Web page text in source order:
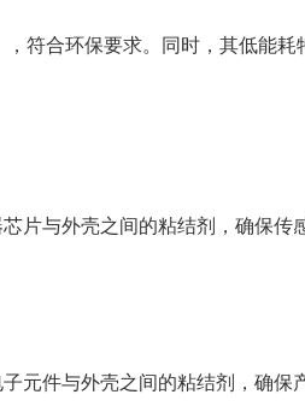
符合环保要求。同时，其低能耗
片与外壳之间的粘结剂，确保
元件与外壳之间的粘结剂，确